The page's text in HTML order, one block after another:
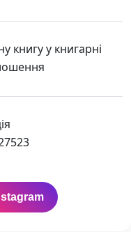
книгу у книгарні